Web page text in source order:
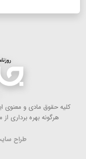
كلیه حقوق مادی و معنوی
هرگونه بهره ‌برداری
طراح